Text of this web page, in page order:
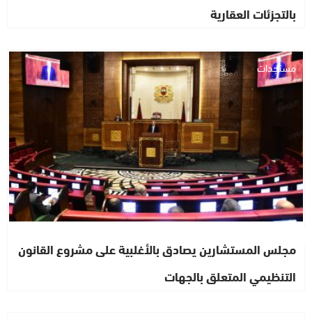
بالتجزئات العقارية
مستجدات
مجلس المستشارين يصادق بالأغلبية على مشروع القانون
التنظيمي المتعلق بالجهات